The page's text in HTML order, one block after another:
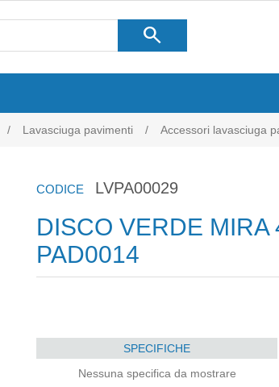
search
/ Lavasciuga pavimenti / Accessori lavasciuga
CODICE LVPA00029
DISCO VERDE MIRA
PAD0014
SPECIFICHE
Nessuna specifica da mostrare